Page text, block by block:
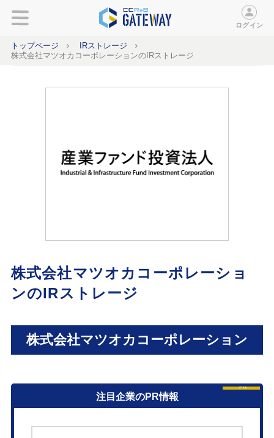
ログイン
トップページ
IRストレージ
株式会社マツオカコーポレーションのIRストレージ
株式会社マツオカコーポレーショ
ンのIRストレージ
株式会社マツオカコーポレーション
注目企業のPR情報
PR